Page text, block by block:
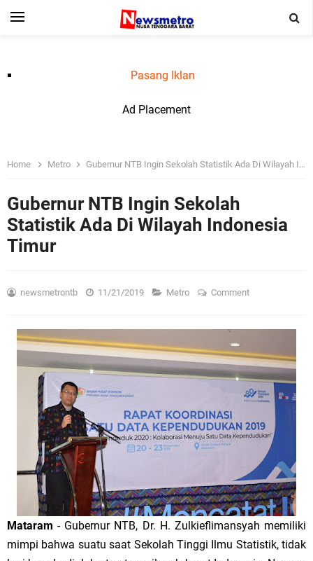
Pasang Iklan
Ad Placement
Home Metro Gubernur NTB Ingin Sekolah Statistik Ada Di Wilayah Indonesia Timur
Gubernur NTB Ingin Sekolah
Statistik Ada Di Wilayah Indonesia
Timur
newsmetrontb 11/21/2019 Metro Comment
Mataram - Gubernur NTB, Dr. H. Zulkieflimansyah memiliki
mimpi bahwa suatu saat Sekolah Tinggi Ilmu Statistik, tidak